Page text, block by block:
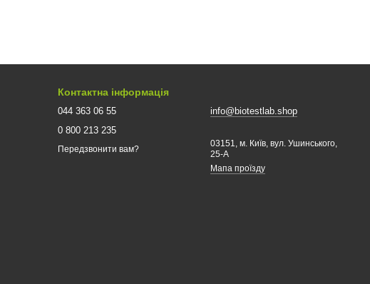
Контактна інформація
044 363 06 55
0 800 213 235
Передзвонити вам?
info@biotestlab.shop
03151, м. Київ, вул. Ушинського,
25-A
Мапа проїзду